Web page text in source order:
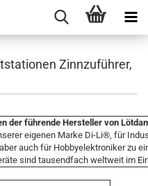
Zinnzuführer,
der führende Hersteller von
eigenen Marke Di-Li®, für
auch für Hobbyelektroniker zu
sind tausendfach weltweit im